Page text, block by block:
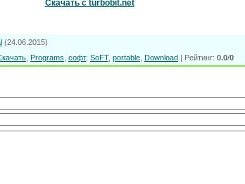
Скачать с turbobit.net
(24.06.2015)
Programs софт, SoFT, portable Download Рейтинг: 0.0/0